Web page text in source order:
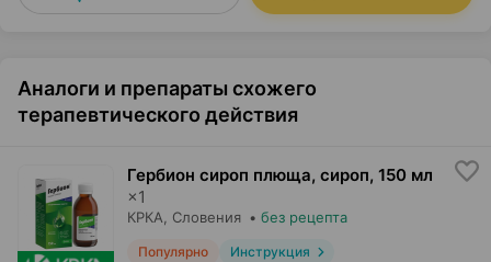
Аналоги и препараты схожего
терапевтического действия
Гербион сироп плюща, сироп, 150 мл
×1
КРКА , Словения • без рецепта
Популярно Инструкция